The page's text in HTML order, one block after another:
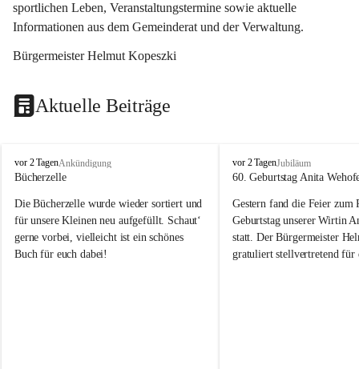
sportlichen Leben, Veranstaltungstermine sowie aktuelle
Informationen aus dem Gemeinderat und der Verwaltung.
Bürgermeister Helmut Kopeszki
Aktuelle Beiträge
T
o
a
j
vor 2 TagenAnkündigung
Bücherzelle
Die Bücherzelle wurde wieder sortiert und
für unsere Kleinen neu aufgefüllt. Schaut‘
gerne vorbei, vielleicht ist ein schönes
Buch für euch dabei!
T
o
a
j
vor 2 TagenJubiläum
60. Geburtstag Anita
Gestern fand die Feier zum
Geburtstag unserer Wirtin
statt. Der Bürgermeister
gratuliert stellvertretend für